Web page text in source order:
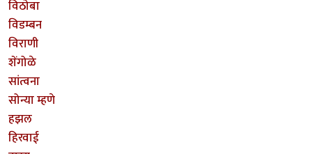
विठोबा
विडम्बन
विराणी
शेंगोळे
सांत्वना
सोन्या म्हणे
हझल
हिरवाई